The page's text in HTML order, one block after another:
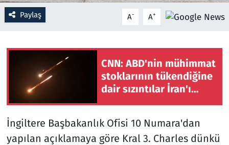
Paylaş A- A+
CNN: ABD'nin mühimmat
stoklarının tükendiğine
dair sızıntılar İran'ı
İngiltere Başbakanlık Ofisi 10 Numara'dan
yapılan açıklamaya göre Kral 3. Charles dünkü
Seçim 2023
Spor
Teknoloji ve Bilim
Televizyon